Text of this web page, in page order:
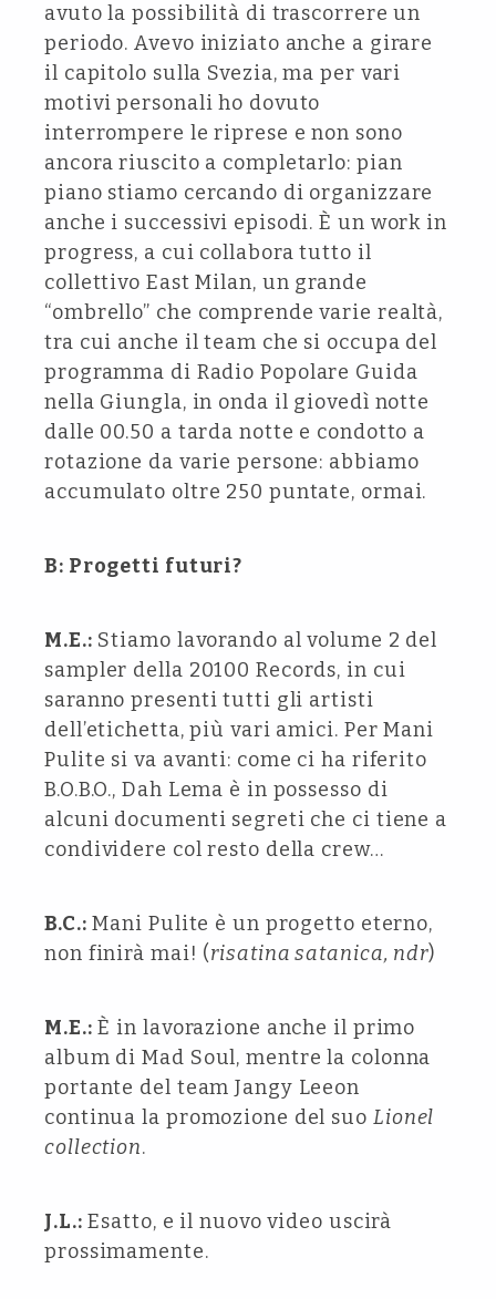
avuto la possibilità di trascorrere un
periodo. Avevo iniziato anche a girare
il capitolo sulla Svezia, ma per vari
motivi personali ho dovuto
interrompere le riprese e non sono
ancora riuscito a completarlo: pian
piano stiamo cercando di organizzare
anche i successivi episodi. È un work in
progress, a cui collabora tutto il
collettivo East Milan, un grande
“ombrello” che comprende varie realtà,
tra cui anche il team che si occupa del
programma di Radio Popolare Guida
nella Giungla, in onda il giovedì notte
dalle 00.50 a tarda notte e condotto a
rotazione da varie persone: abbiamo
accumulato oltre 250 puntate, ormai.
B: Progetti futuri?
M.E.: Stiamo lavorando al volume 2 del
sampler della 20100 Records, in cui
saranno presenti tutti gli artisti
dell’etichetta, più vari amici. Per Mani
Pulite si va avanti: come ci ha riferito
B.O.B.O., Dah Lema è in possesso di
alcuni documenti segreti che ci tiene a
condividere col resto della crew…
B.C.: Mani Pulite è un progetto eterno,
non finirà mai! (risatina satanica, ndr)
M.E.: È in lavorazione anche il primo
album di Mad Soul, mentre la colonna
portante del team Jangy Leeon
continua la promozione del suo Lionel
collection.
J.L.: Esatto, e il nuovo video uscirà
prossimamente.